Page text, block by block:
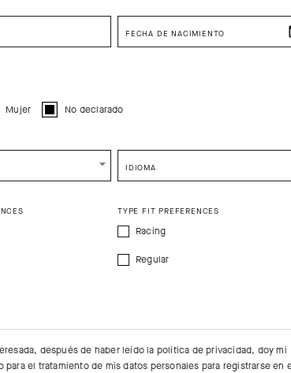
changing your location while shopping will remove all
SHIP TO ANOTHER COUNTRY.
FECHA DE NACIMIENTO
Mujer No declarado
IDIOMA
TYPE FIT PREFERENCES
Racing
Regular
después de haber leído la política de privacidad, doy mi
para el tratamiento de mis datos personales para registrarse en